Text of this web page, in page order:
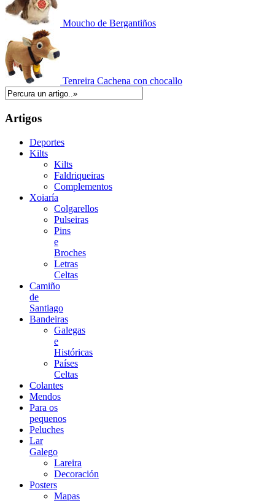
Moucho de Bergantiños
Tenreira Cachena con chocallo
Artigos
Deportes
Kilts
Kilts
Faldriqueiras
Complementos
Xoiaría
Colgarellos
Pulseiras
Pins
e
Broches
Letras
Celtas
Camiño
de
Santiago
Bandeiras
Galegas
e
Históricas
Países
Celtas
Colantes
Mendos
Para os
pequenos
Peluches
Lar
Galego
Lareira
Decoración
Posters
Mapas